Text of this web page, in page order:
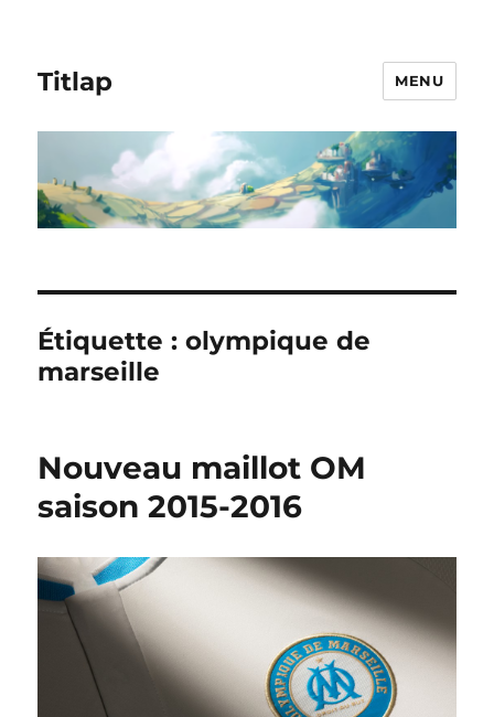
Titlap MENU
Étiquette :olympique de
marseille
Nouveau maillot OM
saison 2015-2016